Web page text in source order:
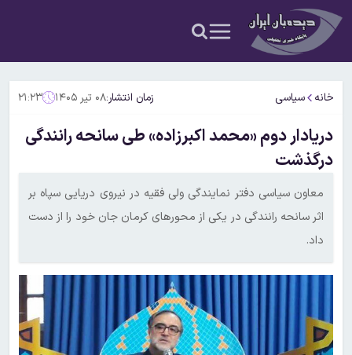
خانه سیاسی زمان انتشار:۰۸ تیر ۱۴۰۵ ۲۱:۲۳
دریادار دوم «محمد اکبرزاده» طی سانحه رانندگی
درگذشت
معاون سیاسی دفتر نمایندگی ولی فقیه در نیروی دریایی سپاه بر
اثر سانحه رانندگی در یکی از محورهای کرمان جان خود را از دست
داد.